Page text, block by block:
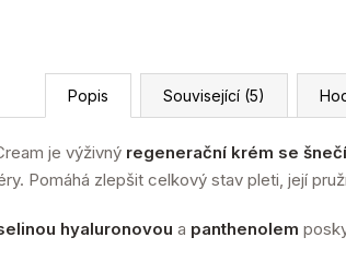
Popis Související (5)
je výživný regenerační krém se
Pomáhá zlepšit celkový stav pleti, její
hyaluronovou a panthenolem